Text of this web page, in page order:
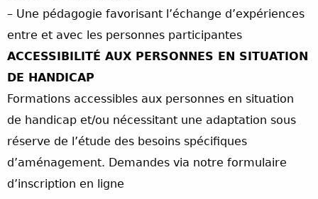
– Une pédagogie favorisant l’échange d’expériences
entre et avec les personnes participantes
ACCESSIBILITÉ AUX PERSONNES EN SITUATION
DE HANDICAP
Formations accessibles aux personnes en situation
de handicap et/ou nécessitant une adaptation sous
réserve de l’étude des besoins spécifiques
d’aménagement. Demandes via notre formulaire
d’inscription en ligne